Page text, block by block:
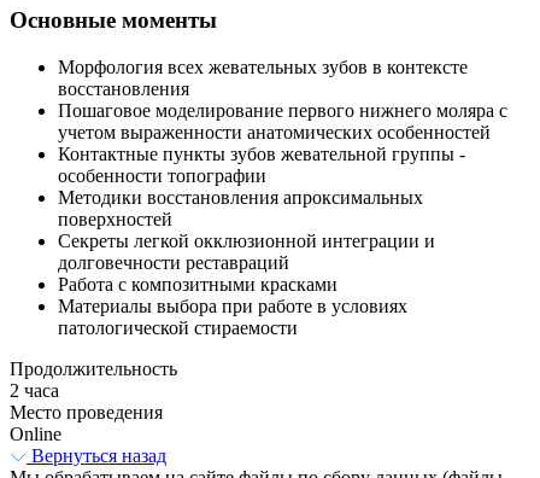
Основные моменты
Морфология всех жевательных зубов в контексте
восстановления
Пошаговое моделирование первого нижнего моляра с
учетом выраженности анатомических особенностей
Контактные пункты зубов жевательной группы -
особенности топографии
Методики восстановления апроксимальных
поверхностей
Секреты легкой окклюзионной интеграции и
долговечности реставраций
Работа с композитными красками
Материалы выбора при работе в условиях
патологической стираемости
Продолжительность
2 часа
Место проведения
Online
Вернуться назад